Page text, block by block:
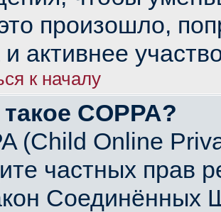
произошло,
активнее
к началу
COPPA?
(Child Online
частных прав
Соединённых